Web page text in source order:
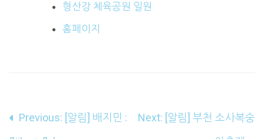
형산강 체육공원 일원
홈페이지
글Previous: [알림] 배지민 :
Next: [알림] 부천 소사복숭